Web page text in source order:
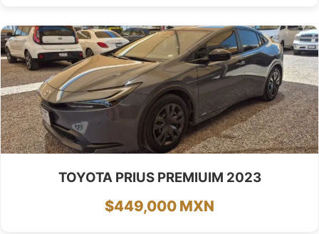
TOYOTA PRIUS PREMIUIM 2023
$449,000 MXN